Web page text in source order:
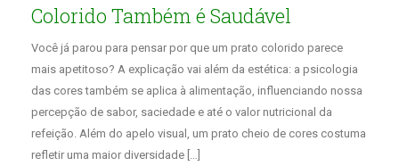
Colorido Também é Saudável
Você já parou para pensar por que um prato colorido parece
mais apetitoso? A explicação vai além da estética: a psicologia
das cores também se aplica à alimentação, influenciando nossa
percepção de sabor, saciedade e até o valor nutricional da
refeição. Além do apelo visual, um prato cheio de cores costuma
refletir uma maior diversidade […]